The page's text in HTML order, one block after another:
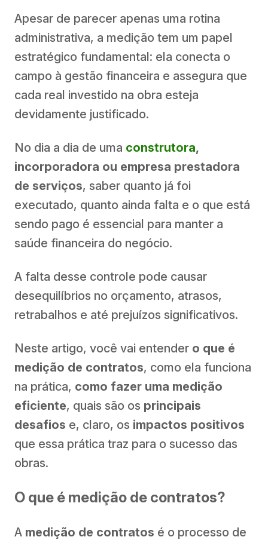
Apesar de parecer apenas uma rotina
administrativa, a medição tem um papel
estratégico fundamental: ela conecta o
campo à gestão financeira e assegura que
cada real investido na obra esteja
devidamente justificado.
No dia a dia de uma construtora,
incorporadora ou empresa prestadora
de serviços, saber quanto já foi
executado, quanto ainda falta e o que está
sendo pago é essencial para manter a
saúde financeira do negócio.
A falta desse controle pode causar
desequilíbrios no orçamento, atrasos,
retrabalhos e até prejuízos significativos.
Neste artigo, você vai entender o que é
medição de contratos, como ela funciona
na prática, como fazer uma medição
eficiente, quais são os principais
desafios e, claro, os impactos positivos
que essa prática traz para o sucesso das
obras.
O que é medição de contratos?
A medição de contratos é o processo de